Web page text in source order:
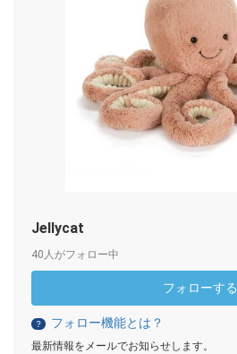
Jellycat
40人がフォロー中
フォローする
？ フォロー機能とは？
最新情報をメールでお知らせします。